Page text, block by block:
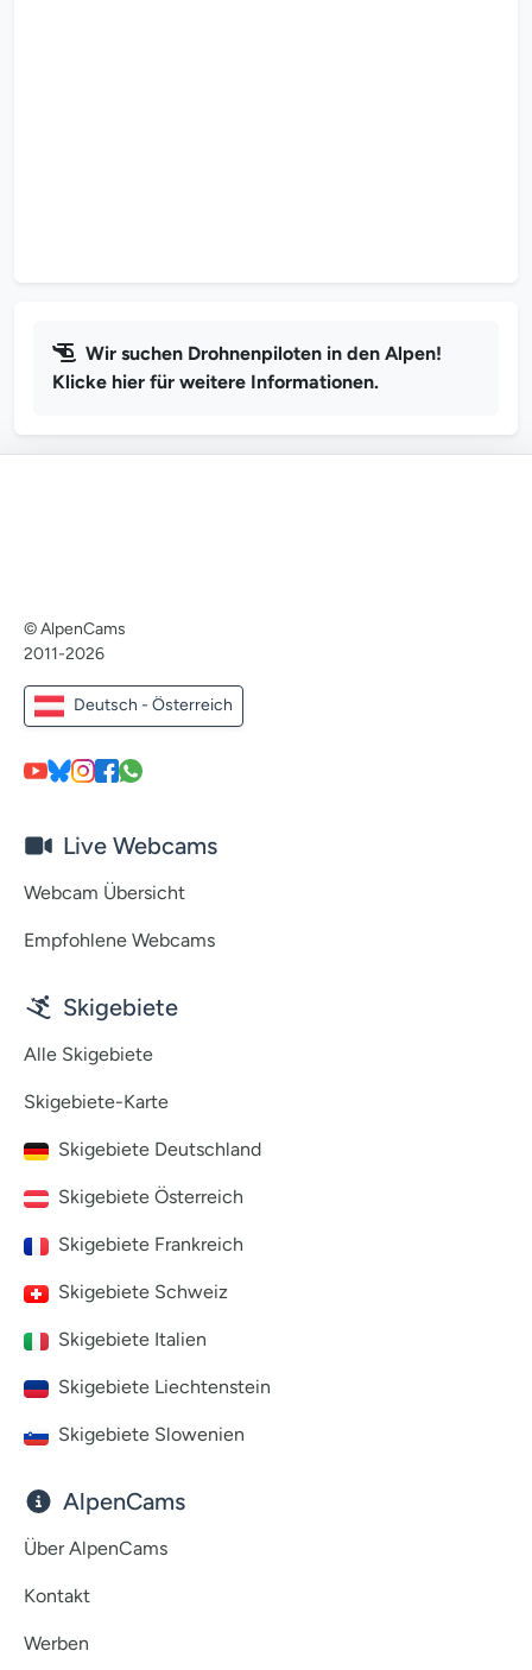
Wir suchen Drohnenpiloten in den Alpen!
Klicke hier für weitere Informationen.
© AlpenCams
2011-2026
Deutsch - Österreich
Live Webcams
Webcam Übersicht
Empfohlene Webcams
Skigebiete
Alle Skigebiete
Skigebiete-Karte
Skigebiete Deutschland
Skigebiete Österreich
Skigebiete Frankreich
Skigebiete Schweiz
Skigebiete Italien
Skigebiete Liechtenstein
Skigebiete Slowenien
AlpenCams
Über AlpenCams
Kontakt
Werben